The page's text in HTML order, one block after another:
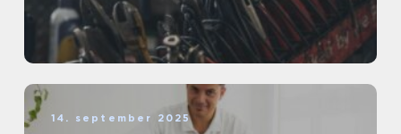
14. september 2025